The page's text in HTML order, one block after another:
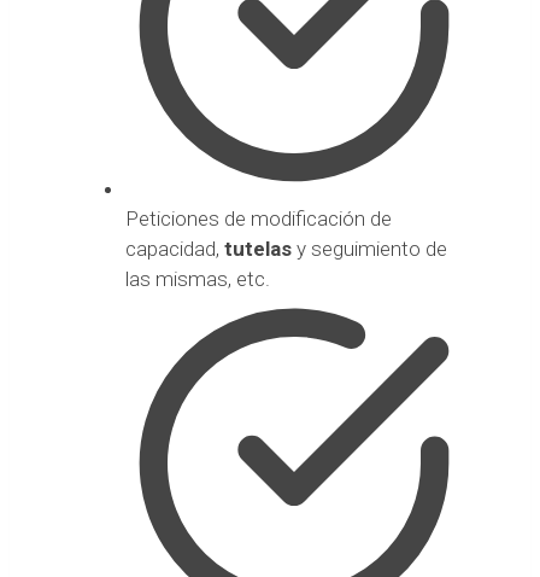
Peticiones de modificación de
capacidad, tutelas y seguimiento de
las mismas, etc.